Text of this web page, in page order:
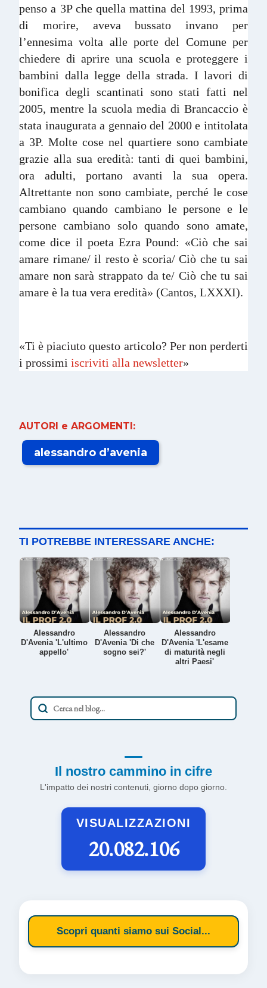
penso a 3P che quella mattina del 1993, prima
di morire, aveva bussato invano per
l’ennesima volta alle porte del Comune per
chiedere di aprire una scuola e proteggere i
bambini dalla legge della strada. I lavori di
bonifica degli scantinati sono stati fatti nel
2005, mentre la scuola media di Brancaccio è
stata inaugurata a gennaio del 2000 e intitolata
a 3P. Molte cose nel quartiere sono cambiate
grazie alla sua eredità: tanti di quei bambini,
ora adulti, portano avanti la sua opera.
Altrettante non sono cambiate, perché le cose
cambiano quando cambiano le persone e le
persone cambiano solo quando sono amate,
come dice il poeta Ezra Pound: «Ciò che sai
amare rimane/ il resto è scoria/ Ciò che tu sai
amare non sarà strappato da te/ Ciò che tu sai
amare è la tua vera eredità» (Cantos, LXXXI).
«Ti è piaciuto questo articolo? Per non perderti
i prossimi iscriviti alla newsletter»
AUTORI e ARGOMENTI:
alessandro d’avenia
TI POTREBBE INTERESSARE ANCHE:
Alessandro
D'Avenia 'L'ultimo
appello'
Alessandro
D'Avenia 'Di che
sogno sei?'
Alessandro
D'Avenia 'L'esame
di maturità negli
altri Paesi'
Il nostro cammino in cifre
L'impatto dei nostri contenuti, giorno dopo giorno.
VISUALIZZAZIONI
20.082.106
Scopri quanti siamo sui Social...